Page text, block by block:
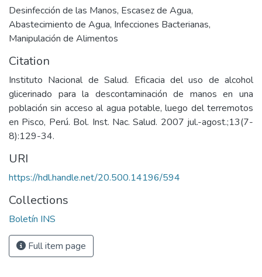
Desinfección de las Manos, Escasez de Agua,
Abastecimiento de Agua, Infecciones Bacterianas,
Manipulación de Alimentos
Citation
Instituto Nacional de Salud. Eficacia del uso de alcohol
glicerinado para la descontaminación de manos en una
población sin acceso al agua potable, luego del terremotos
en Pisco, Perú. Bol. Inst. Nac. Salud. 2007 jul.-agost.;13(7-
8):129-34.
URI
https://hdl.handle.net/20.500.14196/594
Collections
Boletín INS
Full item page